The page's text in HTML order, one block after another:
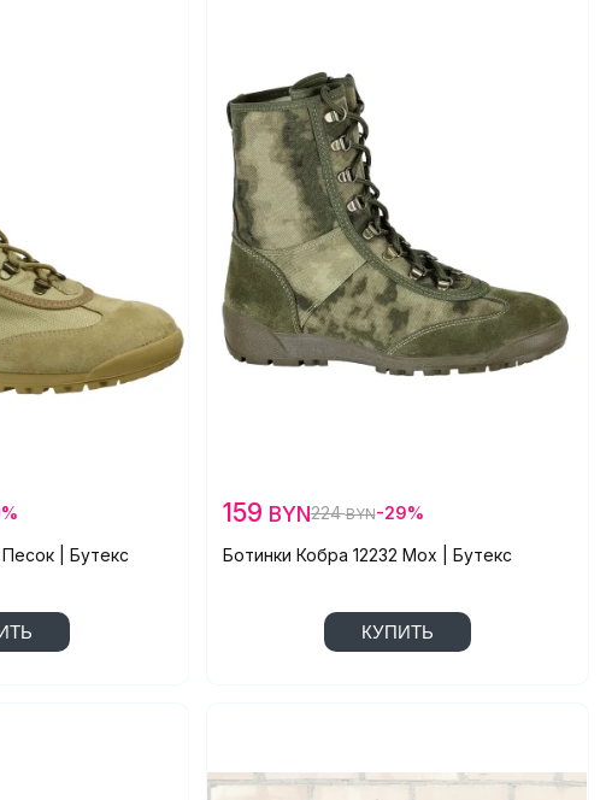
| Бутекс Ботинки Кобра 12232 Мох | Бутекс
159 BYN224BYN-29%
КУПИТЬ